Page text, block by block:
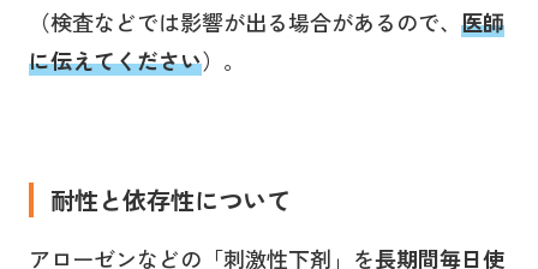
（検査などでは影響が出る場合があるので、 医師
に伝えてください）。
耐性と依存性について
アローゼンなどの「刺激性下剤」を長期間毎日使